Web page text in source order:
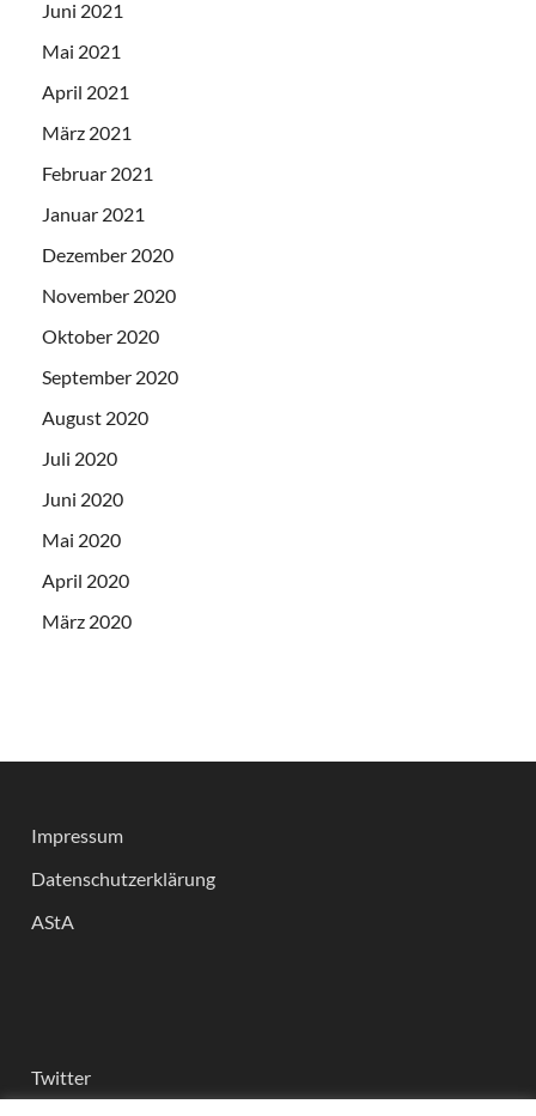
Juni 2021
Mai 2021
April 2021
März 2021
Februar 2021
Januar 2021
Dezember 2020
November 2020
Oktober 2020
September 2020
August 2020
Juli 2020
Juni 2020
Mai 2020
April 2020
März 2020
Impressum
Datenschutzerklärung
AStA
Twitter